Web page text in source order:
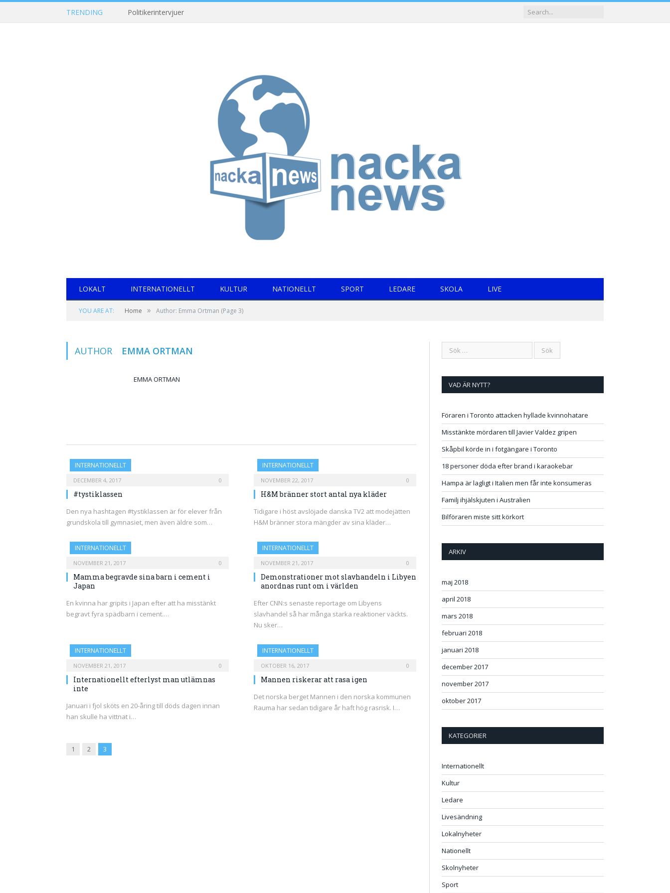
TRENDING Politikerintervjuer
LOKALT INTERNATIONELLT KULTUR NATIONELLT SPORT LEDARE SKOLA LIVE
YOU ARE AT: Home » Author: Emma Ortman (Page 3)
AUTHOR EMMA ORTMAN
EMMA ORTMAN
INTERNATIONELLT
DECEMBER 4, 2017 0
#tystiklassen
Den nya hashtagen #tystiklassen är för elever från
grundskola till gymnasiet, men även äldre som…
INTERNATIONELLT
NOVEMBER 22, 2017 0
H&M bränner stort antal nya kläder
Tidigare i höst avslöjade danska TV2 att modejätten
H&M bränner stora mängder av sina kläder…
INTERNATIONELLT
NOVEMBER 21, 2017 0
Mamma begravde sina barn i cement i
Japan
En kvinna har gripits i Japan efter att ha misstänkt
begravt fyra spädbarn i cement.…
INTERNATIONELLT
NOVEMBER 21, 2017 0
Demonstrationer mot slavhandeln i Libyen
anordnas runt om i världen
Efter CNN:s senaste reportage om Libyens
slavhandel så har många starka reaktioner väckts.
Nu sker…
INTERNATIONELLT
NOVEMBER 21, 2017 0
Internationellt efterlyst man utlämnas
inte
Januari i fjol sköts en 20-åring till döds dagen innan
han skulle ha vittnat i…
INTERNATIONELLT
OKTOBER 16, 2017 0
Mannen riskerar att rasa igen
Det norska berget Mannen i den norska kommunen
Rauma har sedan tidigare år haft hög rasrisk. I…
Previous
1 2 3
VAD ÄR NYTT?
Föraren i Toronto attacken hyllade kvinnohatare
Misstänkte mördaren till Javier Valdez gripen
Skåpbil körde in i fotgängare i Toronto
18 personer döda efter brand i karaokebar
Hampa är lagligt i Italien men får inte konsumeras
Familj ihjälskjuten i Australien
Bilföraren miste sitt körkort
ARKIV
maj 2018
april 2018
mars 2018
februari 2018
januari 2018
december 2017
november 2017
oktober 2017
KATEGORIER
Internationellt
Kultur
Ledare
Livesändning
Lokalnyheter
Nationellt
Skolnyheter
Sport